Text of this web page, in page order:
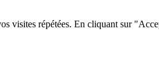
visites répétées. En cliquant sur